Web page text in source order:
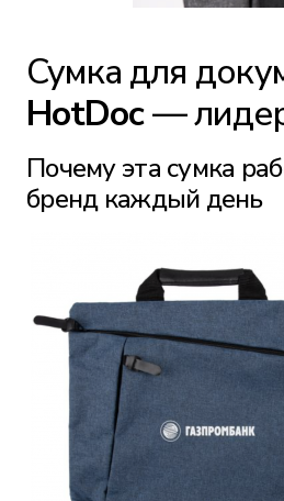
Сумка для
HotDoc—
Почему эта сумка
бренд каждый день